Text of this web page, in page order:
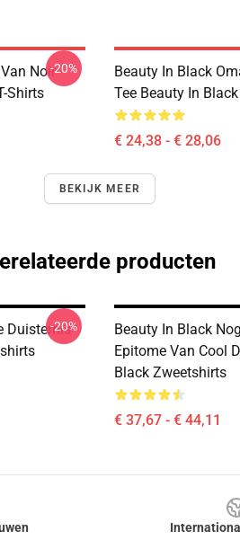
Noir
Shirts
-20%
Beauty In Black
Tee Beauty In
€ 24,38 - € 28,06
BEKIJK MEER
producten
Duisternis
-20%
Beauty In Black
Epitome Van Cool
Black Zweetshirts
€ 37,67 - € 44,11